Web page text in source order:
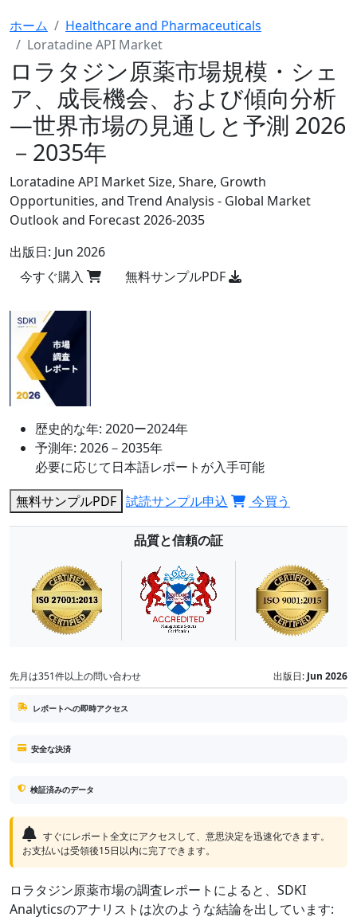
ホーム
Healthcare and Pharmaceuticals
Loratadine API Market
ロラタジン原薬市場規模・シェ
ア、成長機会、および傾向分析
―世界市場の見通しと予測 2026
－2035年
Loratadine API Market Size, Share, Growth
Opportunities, and Trend Analysis - Global Market
Outlook and Forecast 2026-2035
出版日: Jun 2026
今すぐ購入
無料サンプルPDF
歴史的な年: 2020ー2024年
予測年: 2026－2035年
必要に応じて日本語レポートが入手可能
無料サンプルPDF 試読サンプル申込 今買う
品質と信頼の証
先月は351件以上の問い合わせ 出版日: Jun 2026
レポートへの即時アクセス
安全な決済
検証済みのデータ
すぐにレポート全文にアクセスして、意思決定を迅速化できます。
お支払いは受領後15日以内に完了できます。
ロラタジン原薬市場の調査レポートによると、SDKI
Analyticsのアナリストは次のような結論を出しています: